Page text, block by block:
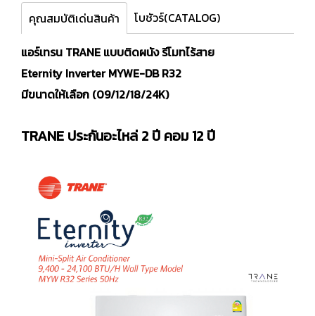
คุณสมบัติเด่นสินค้า โบชัวร์(CATALOG)
แอร์เทรน TRANE แบบติดผนัง รีโมทไร้สาย
Eternity Inverter MYWE-DB R32
มีขนาดให้เลือก (09/12/18/24K)
TRANE ประกันอะไหล่ 2 ปี คอม 12 ปี